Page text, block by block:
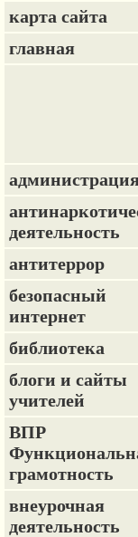
карта сайта
главная
деятельность
антитеррор
безопасный
интернет
библиотека
блоги и сайты
учителей
ВПР
грамотность
внеурочная
деятельность